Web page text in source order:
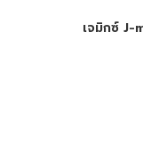
เจมิกซ์ J-